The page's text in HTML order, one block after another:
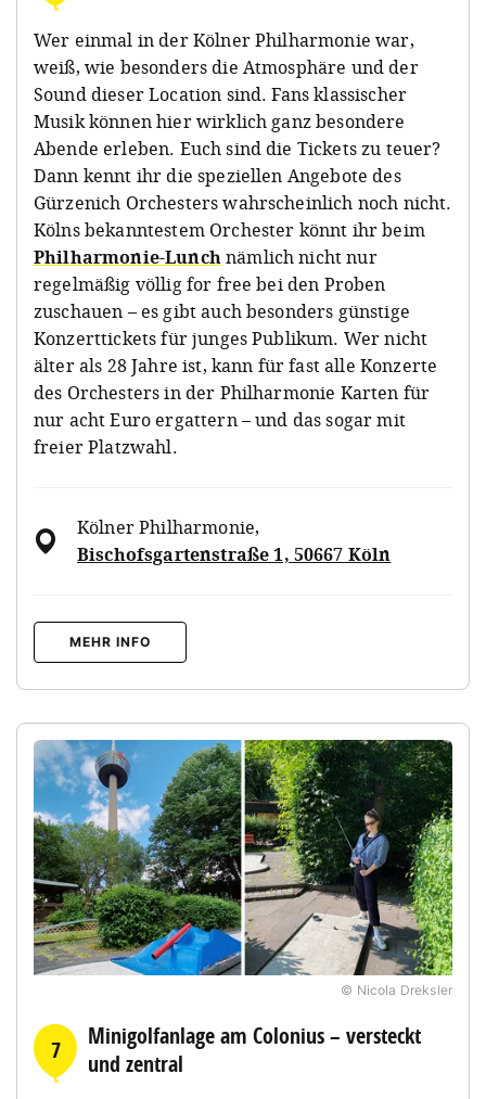
Wer einmal in der Kölner Philharmonie war,
weiß, wie besonders die Atmosphäre und der
Sound dieser Location sind. Fans klassischer
Musik können hier wirklich ganz besondere
Abende erleben. Euch sind die Tickets zu teuer?
Dann kennt ihr die speziellen Angebote des
Gürzenich Orchesters wahrscheinlich noch nicht.
Kölns bekanntestem Orchester könnt ihr beim
Philharmonie-Lunchnämlich nicht nur
regelmäßig völlig for free bei den Proben
zuschauen – es gibt auch besonders günstige
Konzerttickets für junges Publikum. Wer nicht
älter als 28 Jahre ist, kann für fast alle Konzerte
des Orchesters in der Philharmonie Karten für
nur acht Euro ergattern – und das sogar mit
freier Platzwahl.
Kölner Philharmonie,
Bischofsgartenstraße 1, 50667 Köln
MEHR INFO
© Nicola Dreksler
7
Minigolfanlage am Colonius – versteckt
und zentral